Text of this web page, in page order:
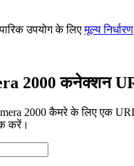
उपयोग के लिएमूल्य निर्धारण
2000 कनेक्शन
2000 कैमरे के लिए एक
करें।